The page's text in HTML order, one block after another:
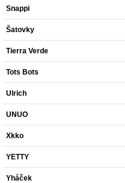
Snappi
Šatovky
Tierra Verde
Tots Bots
Ulrich
UNUO
Xkko
YETTY
Yháček